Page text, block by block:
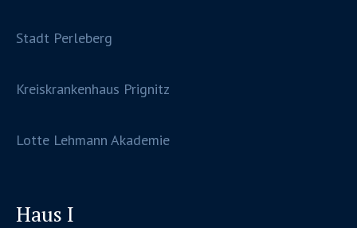
Stadt Perleberg
Kreiskrankenhaus Prignitz
Lotte Lehmann Akademie
Haus I